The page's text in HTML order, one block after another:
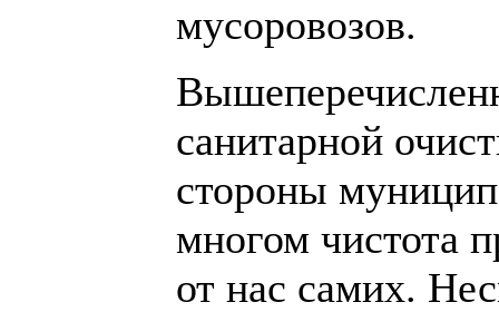
мусоровозов.
санитарной
стороны
многом чистота
от нас самих.